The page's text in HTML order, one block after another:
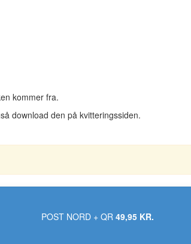
kommer fra.
download den på kvitteringssiden.
POST NORD + QR 49,95 KR.